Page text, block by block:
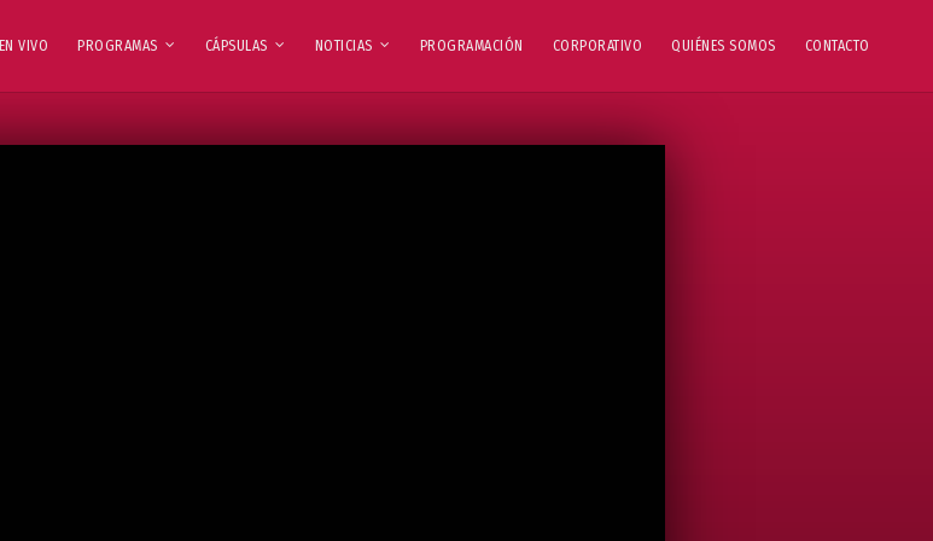
EN VIVO PROGRAMAS CÁPSULAS NOTICIAS PROGRAMACIÓN CORPORATIVO QUIÉNES SOMOS CONTACTO